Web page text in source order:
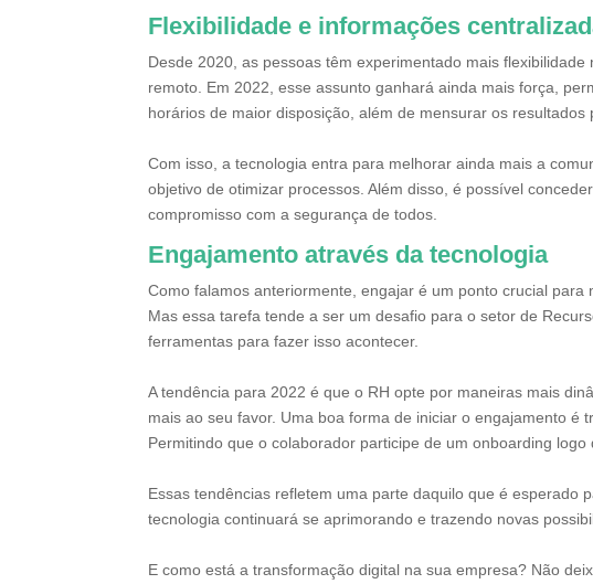
Flexibilidade e informações
Desde 2020, as pessoas têm experimentado mais
remoto. Em 2022, esse assunto ganhará ainda mais força,
horários de maior disposição, além de mensurar os
Com isso, a tecnologia entra para melhorar ainda mais a
objetivo de otimizar processos. Além disso, é possível
compromisso com a segurança de todos.
Engajamento através da tecnologia
Como falamos anteriormente, engajar é um ponto crucial
Mas essa tarefa tende a ser um desafio para o setor de
ferramentas para fazer isso acontecer.
A tendência para 2022 é que o RH opte por maneiras mais
mais ao seu favor. Uma boa forma de iniciar o engajamento é
Permitindo que o colaborador participe de um onboarding logo
Essas tendências refletem uma parte daquilo que é esperado
tecnologia continuará se aprimorando e trazendo novas
E como está a transformação digital na sua empresa? Não